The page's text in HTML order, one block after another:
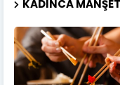
KADINCA MANŞET